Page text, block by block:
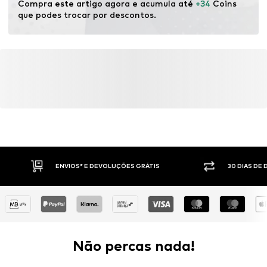
Compra este artigo agora e acumula até +34 Coins
que podes trocar por descontos.
ENVIOS* E DEVOLUÇÕES GRÁTIS 30 DIAS DE
Não percas nada!